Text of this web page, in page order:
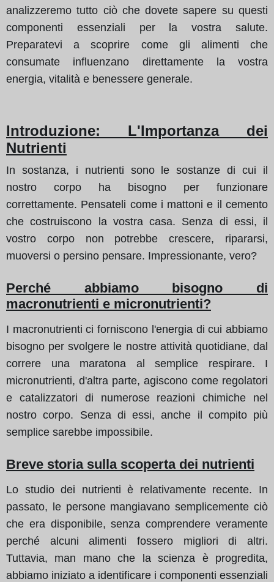
analizzeremo tutto ciò che dovete sapere su questi
componenti essenziali per la vostra salute.
Preparatevi a scoprire come gli alimenti che
consumate influenzano direttamente la vostra
energia, vitalità e benessere generale.
Introduzione: L'Importanza dei
Nutrienti
In sostanza, i nutrienti sono le sostanze di cui il
nostro corpo ha bisogno per funzionare
correttamente. Pensateli come i mattoni e il cemento
che costruiscono la vostra casa. Senza di essi, il
vostro corpo non potrebbe crescere, ripararsi,
muoversi o persino pensare. Impressionante, vero?
Perché abbiamo bisogno di
macronutrienti e micronutrienti?
I macronutrienti ci forniscono l'energia di cui abbiamo
bisogno per svolgere le nostre attività quotidiane, dal
correre una maratona al semplice respirare. I
micronutrienti, d'altra parte, agiscono come regolatori
e catalizzatori di numerose reazioni chimiche nel
nostro corpo. Senza di essi, anche il compito più
semplice sarebbe impossibile.
Breve storia sulla scoperta dei nutrienti
Lo studio dei nutrienti è relativamente recente. In
passato, le persone mangiavano semplicemente ciò
che era disponibile, senza comprendere veramente
perché alcuni alimenti fossero migliori di altri.
Tuttavia, man mano che la scienza è progredita,
abbiamo iniziato a identificare i componenti essenziali